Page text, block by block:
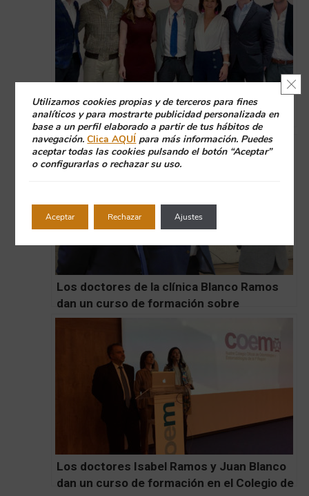
La Dra. Isabel Ramos nueva vicepresidenta
de la asociación de clínicas dentales BQDC
Los doctores de la clínica Blanco Ramos
dan un curso de formación sobre
Tratamientos Complejos
Los doctores Isabel Ramos y Juan Blanco
dan un curso de formación en el Colegio de
Utilizamos cookies propias y de terceros para fines
analíticos y para mostrarte publicidad personalizada en
base a un perfil elaborado a partir de tus hábitos de
navegación.Clica AQUÍ para más información. Puedes
aceptar todas las cookies pulsando el botón “Aceptar”
o configurarlas o rechazar su uso.
Aceptar Rechazar Ajustes